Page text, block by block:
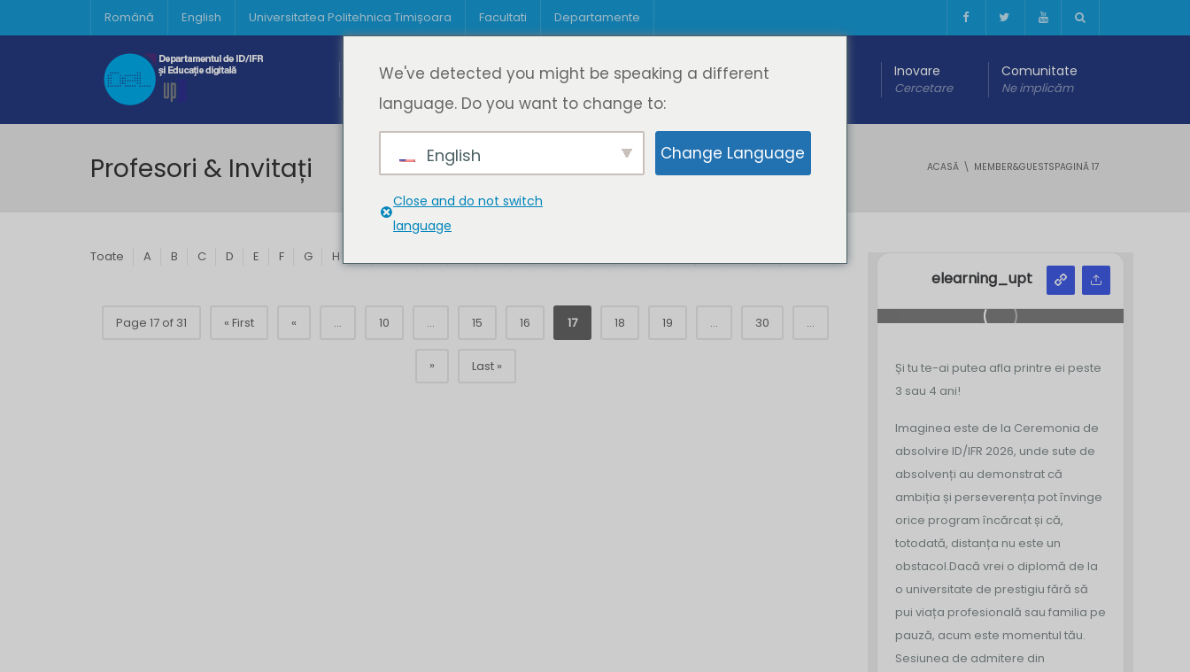
Română English Universitatea Politehnica Timișoara Facultati Departamente
Acasă Despre DeL
Cine suntem
Educație
Oferta de cursuri
Educație digitală Inovare
Cercetare
Comunitate
Ne implicăm
Profesori & Invitați ACASĂ MEMBER&GUESTSPAGINĂ 17
Toate A B C D E F G H
Page 17 of 31 « First « ... 10 ... 15 16 17 18 19 ... 30 ...
» Last »
elearning_upt
Și tu te-ai putea afla printre ei peste
3 sau 4 ani!
Imaginea este de la Ceremonia de
absolvire ID/IFR 2026, unde sute de
absolvenți au demonstrat că
ambiția și perseverența pot învinge
orice program încărcat și că,
totodată, distanța nu este un
obstacol.Dacă vrei o diplomă de la
o universitate de prestigiu fără să
pui viața profesională sau familia pe
pauză, acum este momentul tău.
Sesiunea de admitere din
We've detected you might be speaking a different
language. Do you want to change to:
English Change Language
Close and do not switch
language